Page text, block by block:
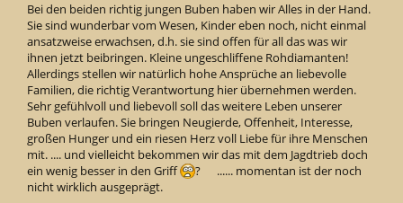
Bei den beiden richtig jungen Buben haben wir Alles in der Hand.
Sie sind wunderbar vom Wesen, Kinder eben noch, nicht einmal
ansatzweise erwachsen, d.h. sie sind offen für all das was wir
ihnen jetzt beibringen. Kleine ungeschliffene Rohdiamanten!
Allerdings stellen wir natürlich hohe Ansprüche an liebevolle
Familien, die richtig Verantwortung hier übernehmen werden.
Sehr gefühlvoll und liebevoll soll das weitere Leben unserer
Buben verlaufen. Sie bringen Neugierde, Offenheit, Interesse,
großen Hunger und ein riesen Herz voll Liebe für ihre Menschen
mit. .... und vielleicht bekommen wir das mit dem Jagdtrieb doch
ein wenig besser in den Griff
? ...... momentan ist der noch
nicht wirklich ausgeprägt.